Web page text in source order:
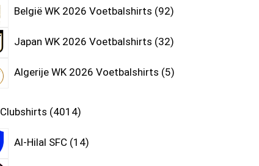
België WK 2026 Voetbalshirts 92
Japan WK 2026 Voetbalshirts 32
Algerije WK 2026 Voetbalshirts 5
Clubshirts 4014
Al-Hilal SFC 14